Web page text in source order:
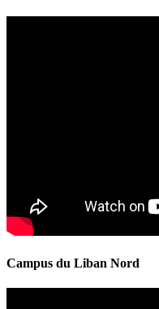
Campus du Liban Nord